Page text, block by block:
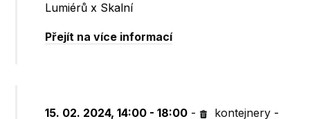
Lumiérů x Skalní
Přejít na více informací
15. 02. 2024, 14:00 - 18:00 - kontejnery -